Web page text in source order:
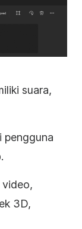
suara,
pengguna
video,
3D,